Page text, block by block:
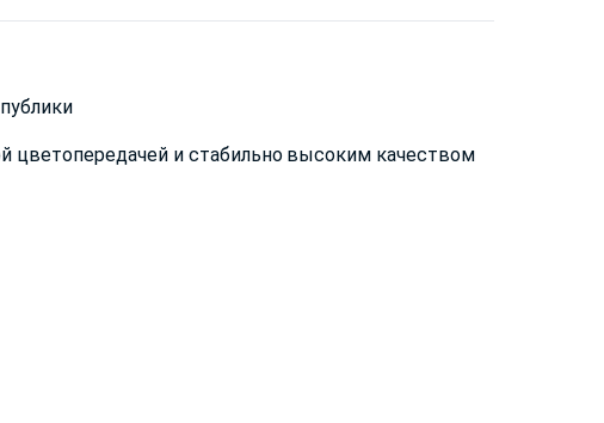
цветопередачей и стабильно высоким качеством